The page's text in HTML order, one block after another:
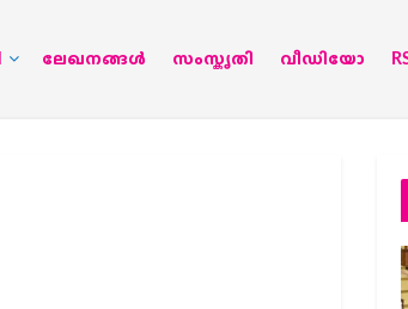
ലേഖനങ്ങള്‍ സംസ്കൃതി വീഡിയോ